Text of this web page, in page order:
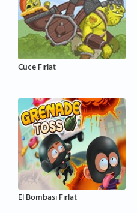
Cüce Fırlat
El Bombası Fırlat